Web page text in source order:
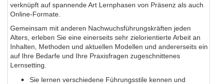
verknüpft auf spannende Art Lernphasen von Präsenz als auch
Online-Formate.
Gemeinsam mit anderen Nachwuchsführungskräften jeden
Alters, erleben Sie eine einerseits sehr zielorientierte Arbeit an
Inhalten, Methoden und aktuellen Modellen und andererseits ein
auf Ihre Bedarfe und Ihre Praxisfragen zugeschnittenes
Lernsetting.
Sie lernen verschiedene Führungsstile kennen und